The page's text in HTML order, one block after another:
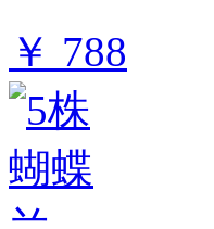
￥ 788